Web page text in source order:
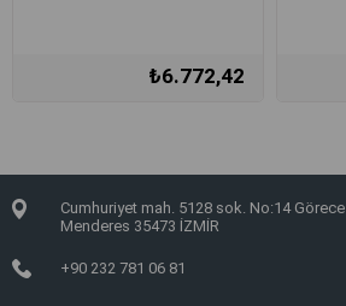
₺6.772,42
Cumhuriyet mah. 5128 sok. No:14 Görece
Menderes 35473 İZMİR
+90 232 781 06 81